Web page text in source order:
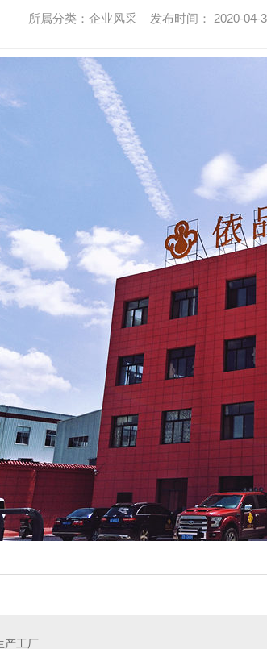
厂家 洗浴沙发设计
所属分类：企业风采 发布时间： 2020-04-
产工厂